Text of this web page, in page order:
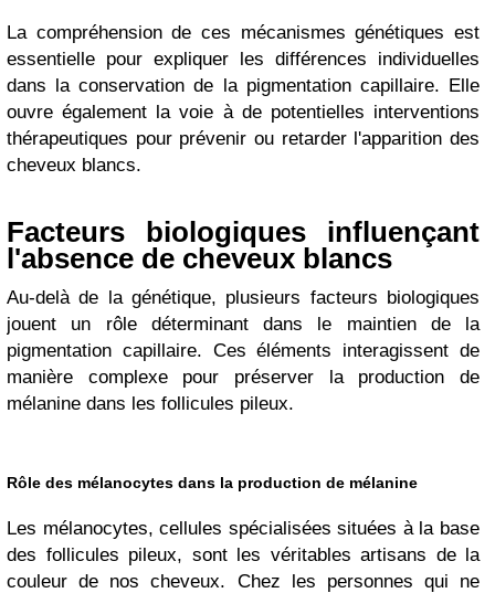
La compréhension de ces mécanismes génétiques est
essentielle pour expliquer les différences individuelles
dans la conservation de la pigmentation capillaire. Elle
ouvre également la voie à de potentielles interventions
thérapeutiques pour prévenir ou retarder l'apparition des
cheveux blancs.
Facteurs biologiques influençant
l'absence de cheveux blancs
Au-delà de la génétique, plusieurs facteurs biologiques
jouent un rôle déterminant dans le maintien de la
pigmentation capillaire. Ces éléments interagissent de
manière complexe pour préserver la production de
mélanine dans les follicules pileux.
Rôle des mélanocytes dans la production de mélanine
Les mélanocytes, cellules spécialisées situées à la base
des follicules pileux, sont les véritables artisans de la
couleur de nos cheveux. Chez les personnes qui ne